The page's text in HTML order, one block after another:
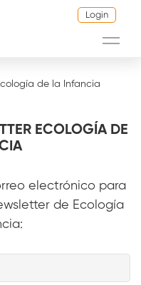
Login
ECOLOGÍA DE
de la Infancia
electrónico para
de Ecología